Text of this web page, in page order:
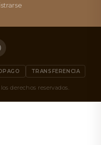
TRANSFERENCIA
derechos reservados.